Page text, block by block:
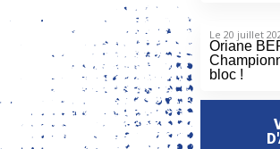
Le 20 juillet
Oriane
bloc !